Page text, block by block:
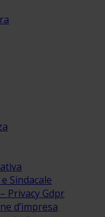
Sindacale
Privacy Gdpr
d’impresa